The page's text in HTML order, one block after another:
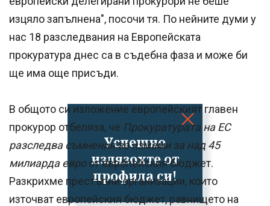
Успешно
излязохте от
профила си!
изцяло запълнена", посочи тя. По нейните думи у
нас 18 разследвания на Европейската
прокуратура днес са в съдебна фаза и може би
ще има още присъди.
В общото си изложение европейският главен
прокурор отбеляза, че Прокуратурата на ЕС
разследва съмнения за измами за над 45
милиарда евроот европейския бюджет.
Разкрихме престъпни организации, които
източват европейския бюджет, равнището на